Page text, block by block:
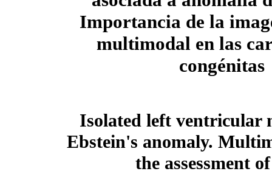
Importancia de la
multimodal en las
congénitas
Isolated left ventricular
Ebstein's anomaly.
the assessment